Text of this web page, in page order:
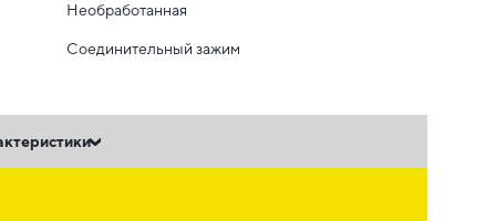
Необработанная
Соединительный зажим